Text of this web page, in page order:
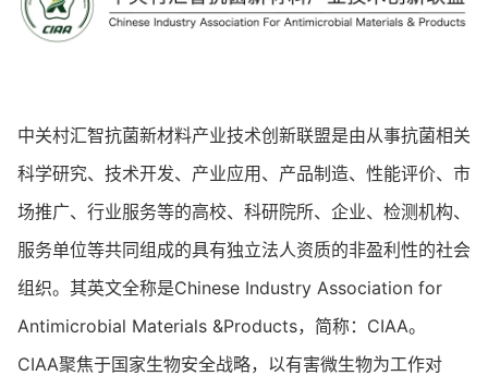
中关村汇智抗菌新材料产业技术创新联盟是由从事抗菌相关
科学研究、技术开发、产业应用、产品制造、性能评价、市
场推广、行业服务等的高校、科研院所、企业、检测机构、
服务单位等共同组成的具有独立法人资质的非盈利性的社会
组织。其英文全称是Chinese Industry Association for
Antimicrobial Materials &Products，简称：CIAA。
CIAA聚焦于国家生物安全战略，以有害微生物为工作对